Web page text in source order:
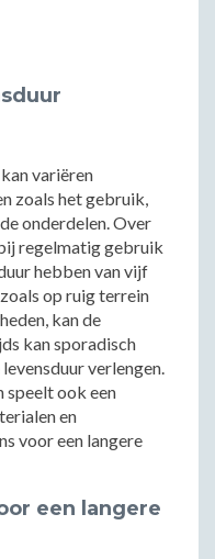
variëren
zoals het gebruik,
onderdelen. Over
regelmatig gebruik
hebben van vijf
op ruig terrein
kan de
kan sporadisch
verlengen.
speelt ook een
en
voor een langere
een langere